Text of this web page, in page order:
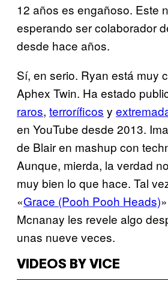
12 años es engañoso. Este
esperando ser colaborador
desde hace años.
Sí, en serio. Ryan está muy
Aphex Twin. Ha estado
raros, terroríficos y
en YouTube desde 2013.
de Blair en mashup con
Aunque, mierda, la verdad
muy bien lo que hace. Tal
«Grace (Pooh Pooh Heads)
Mcnanay les revele algo
unas nueve veces.
VIDEOS BY VICE